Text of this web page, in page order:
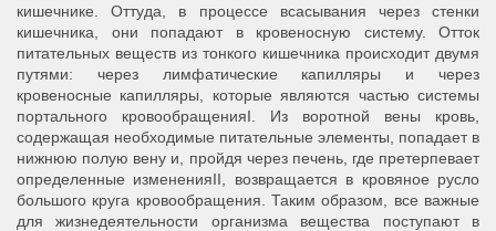
кишечнике. Оттуда, в процессе всасывания через стенки
кишечника, они попадают в кровеносную систему. Отток
питательных веществ из тонкого кишечника происходит двумя
путями: через лимфатические капилляры и через
кровеносные капилляры, которые являются частью системы
портального кровообращенияI. Из воротной вены кровь,
содержащая необходимые питательные элементы, попадает в
нижнюю полую вену и, пройдя через печень, где претерпевает
определенные измененияII, возвращается в кровяное русло
большого круга кровообращения. Таким образом, все важные
для жизнедеятельности организма вещества поступают в